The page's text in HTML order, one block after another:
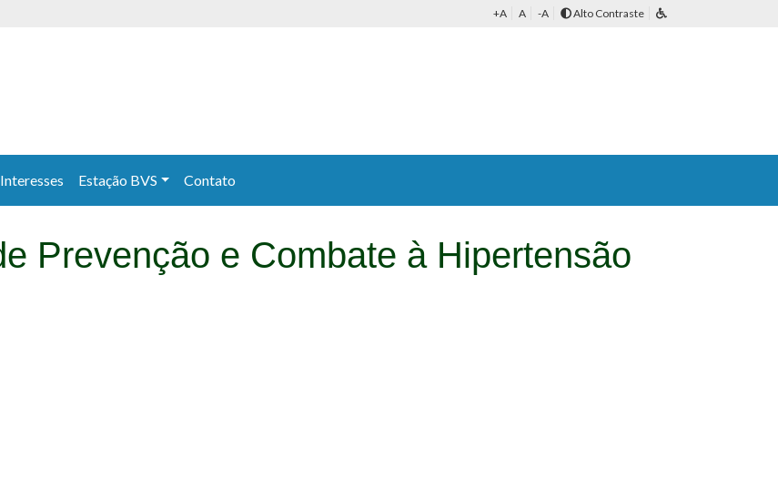
+A A -A Alto Contraste
Estação BVS Contato
Prevenção e Combate à Hipertensão